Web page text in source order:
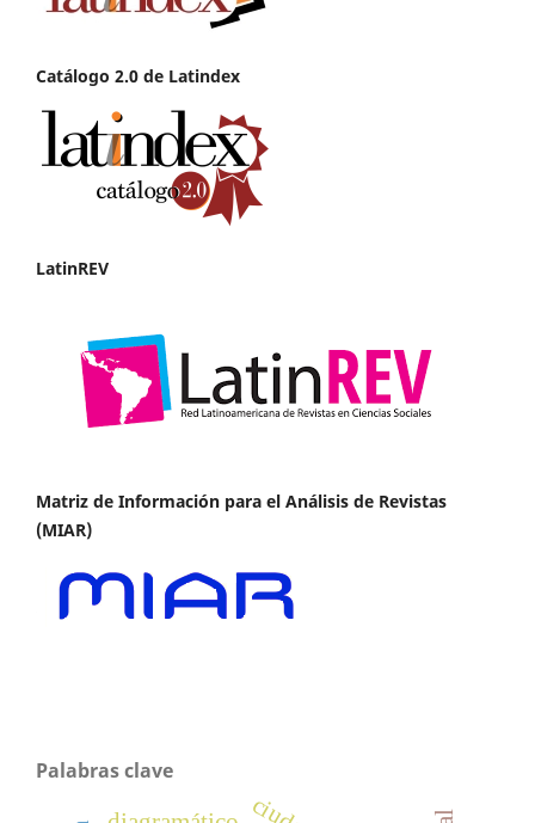
Catálogo 2.0 de Latindex
LatinREV
Matriz de Información para el Análisis de Revistas
(MIAR)
Palabras clave